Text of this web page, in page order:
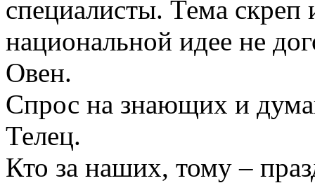
специалисты. Тема скреп
национальной идее не
Овен.
Спрос на знающих и
Телец.
Кто за наших, тому –